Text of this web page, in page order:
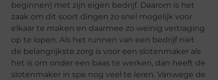
beginnen) met zijn eigen bedrijf. Daarom is het
zaak om dit soort dingen zo snel mogelijk voor
elkaar te maken en daarmee zo weinig vertraging
op te lopen. Als het runnen van een bedrijf niet
de belangrijkste zorg is voor een slotenmaker als
het is om onder een baas te werken, dan heeft de
slotenmaker in spe nog veel te leren. Vanwege de